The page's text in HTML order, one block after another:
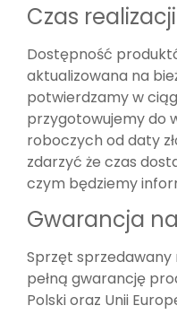
Czas
Dostępność
aktualizowana na
potwierdzamy w
przygotowujemy do
roboczych od daty
zdarzyć że czas
czym będziemy
Gwarancja
Sprzęt sprzedawany
pełną gwarancję
Polski oraz Unii